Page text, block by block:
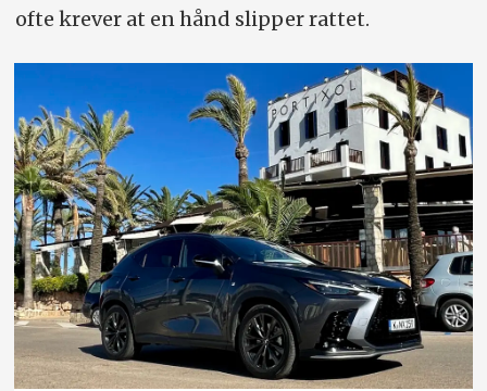
ofte krever at en hånd slipper rattet.